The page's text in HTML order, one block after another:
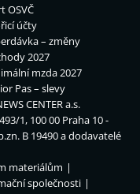
OSVČ
účty
– změny
2027
mzda 2027
Pas – slevy
CENTER a.s.
1, 100 00 Praha 10 -
B 19490 a dodavatelé
materiálům
společnosti